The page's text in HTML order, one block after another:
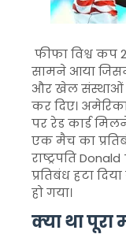
फीफा विश्व कप
सामने आया
और खेल संस्थाओं
कर दिए।
पर रेड कार्ड
एक मैच का
राष्ट्रपतिDonald
प्रतिबंध हटा
हो गया।
क्या था पूरा